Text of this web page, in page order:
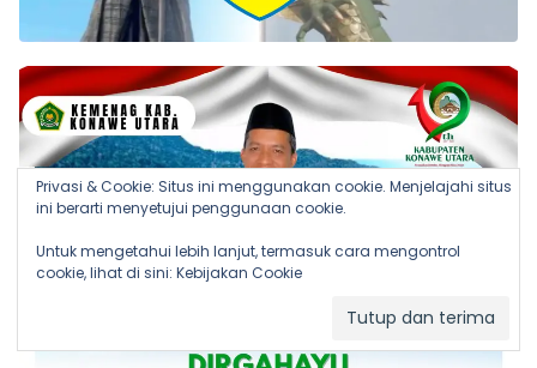
Privasi & Cookie: Situs ini menggunakan cookie. Menjelajahi situs
ini berarti menyetujui penggunaan cookie.
Untuk mengetahui lebih lanjut, termasuk cara mengontrol
cookie, lihat di sini: Kebijakan Cookie